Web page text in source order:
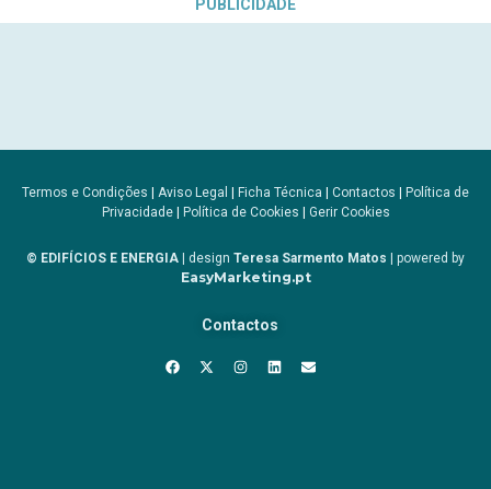
PUBLICIDADE
Termos e Condições | Aviso Legal | Ficha Técnica | Contactos | Política de
Privacidade| Política de Cookies | Gerir Cookies
© EDIFÍCIOS E ENERGIA | design Teresa Sarmento Matos | powered by
EasyMarketing.pt
Contactos